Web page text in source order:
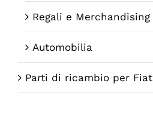
Regali e Merchandising
Automobilia
Parti di ricambio per Fiat